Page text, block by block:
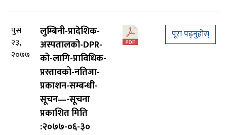
पुस
२३,
२०७७
लुम्बिनी-प्रादेशिक-
अस्पतालको-DPR-
को-लागि-प्राविधिक-
प्रस्तावको-नतिजा-
प्रकाशन-सम्बन्धी-
सूचन—-सूचना
प्रकाशित मिति
:२०७७-०६-३०
पूरा पढ्नुहोस्